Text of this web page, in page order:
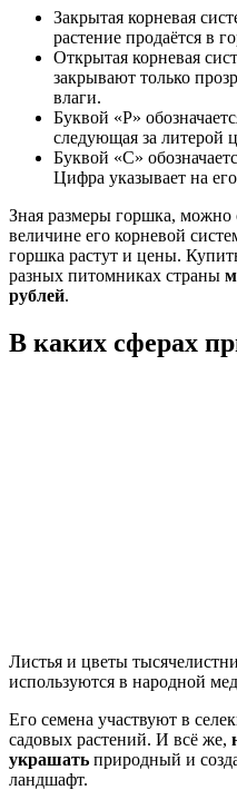
Закрытая корневая
растение продаётся в
Открытая корневая
закрывают только
влаги.
Буквой «Р»
следующая за литерой
Буквой «С»
Цифра указывает на
Зная размеры горшка, можно
величине его корневой
горшка растут и цены.
разных питомниках страны
рублей.
В каких сферах
Листья и цветы
используются в народной
Его семена участвуют в
садовых растений. И всё же,
украшать природный и
ландшафт.